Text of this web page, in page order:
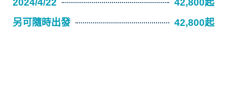
2024/4/22
42,800起
另可隨時出發
42,800起